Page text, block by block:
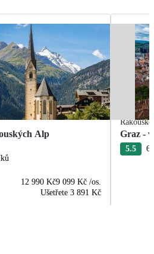
Alp
12 990 Kč9 099 Kč /os.
Ušetřete 3 891 Kč
Rakousko
Graz -
5.5 6